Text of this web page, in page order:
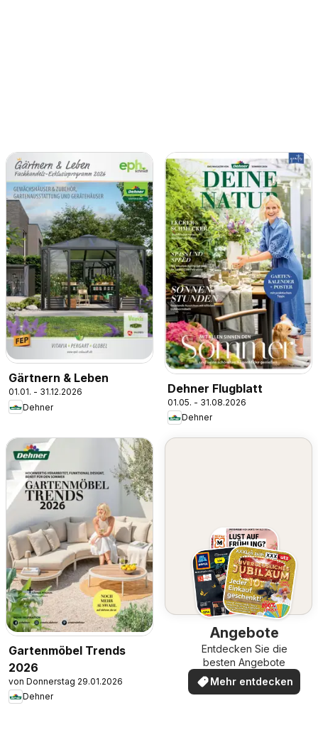
Gärtnern & Leben
01.01. - 31.12.2026
Dehner
Dehner Flugblatt
01.05. - 31.08.2026
Dehner
Gartenmöbel Trends
2026
von Donnerstag 29.01.2026
Dehner
Angebote
Entdecken Sie die
besten Angebote
Mehr entdecken